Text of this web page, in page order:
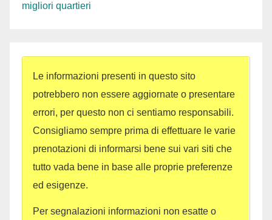
migliori quartieri
Le informazioni presenti in questo sito
potrebbero non essere aggiornate o presentare
errori, per questo non ci sentiamo responsabili.
Consigliamo sempre prima di effettuare le varie
prenotazioni di informarsi bene sui vari siti che
tutto vada bene in base alle proprie preferenze
ed esigenze.
Per segnalazioni informazioni non esatte o